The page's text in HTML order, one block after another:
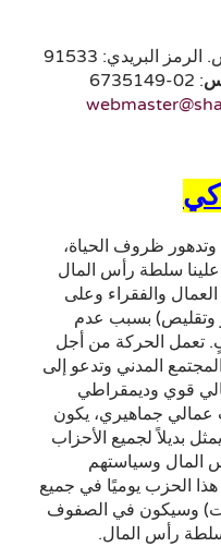
: 02-6735149
ظروف الحياة،
علينا سلطة رأس المال
والفقراء وعلى
وتقليص) بسبب عدم
تعمل الحركة من أجل
المدني وتدعو إلى
قوي وديمقراطي
عمالي جماهيري، يكون
بديلاً لجميع الأحزاب
المال وسياستهم
الحزب يوميًا في جميع
وسيكون في الصفوف
سلطة رأس المال.